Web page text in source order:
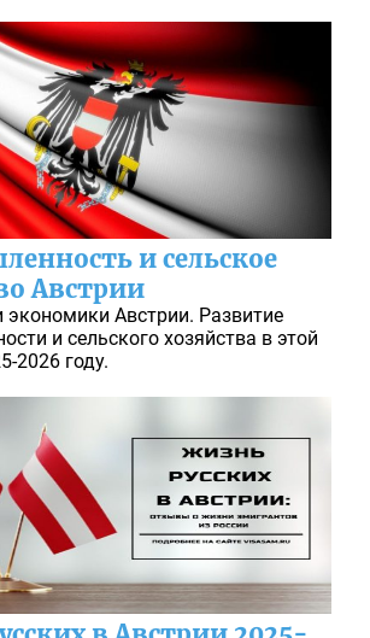
и сельское
Австрии
экономики Австрии. Развитие
и сельского хозяйства в этой
2026 году.